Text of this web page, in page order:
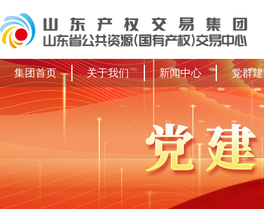
集团首页 关于我们 新闻中心 党群